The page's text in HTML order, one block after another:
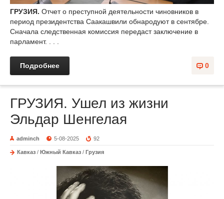
ГРУЗИЯ. Отчет о преступной деятельности чиновников в
период президентства Саакашвили обнародуют в сентябре.
Сначала следственная комиссия передаст заключение в
парламент. . . .
0
Подробнее
ГРУЗИЯ. Ушел из жизни
Эльдар Шенгелая
adminch 5-08-2025 92
Кавказ / Южный Кавказ / Грузия